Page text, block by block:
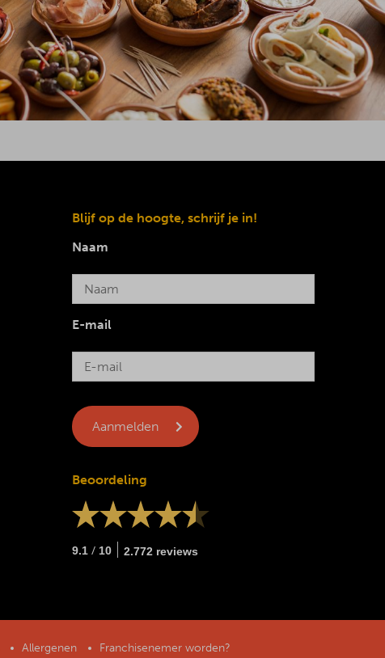
Blijf op de hoogte, schrijf je in!
Naam
E-mail
Beoordeling
9.1 / 10 2.772 reviews
Allergenen Franchisenemer worden?